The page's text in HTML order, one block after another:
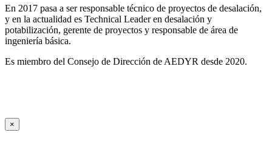
En 2017 pasa a ser responsable técnico de proyectos de desalación,
y en la actualidad es Technical Leader en desalación y
potabilización, gerente de proyectos y responsable de área de
ingeniería básica.
Es miembro del Consejo de Dirección de AEDYR desde 2020.
×